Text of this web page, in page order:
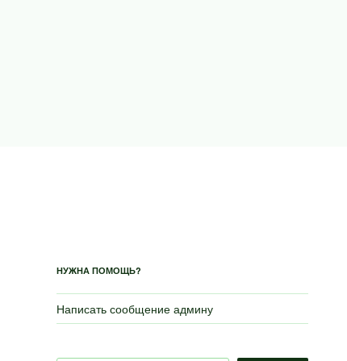
НУЖНА ПОМОЩЬ?
Написать сообщение админу